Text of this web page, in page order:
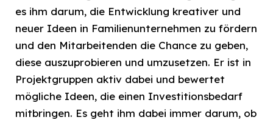
es ihm darum, die Entwicklung kreativer und
neuer Ideen in Familienunternehmen zu fördern
und den Mitarbeitenden die Chance zu geben,
diese auszuprobieren und umzusetzen. Er ist in
Projektgruppen aktiv dabei und bewertet
mögliche Ideen, die einen Investitionsbedarf
mitbringen. Es geht ihm dabei immer darum, ob